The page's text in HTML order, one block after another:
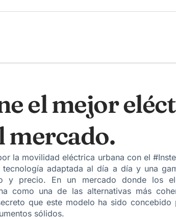
el mejor
mercado.
la movilidad eléctrica urbana con el
adaptada al día a día y una
y precio. En un mercado donde los
como una de las alternativas más
que este modelo ha sido
sólidos.